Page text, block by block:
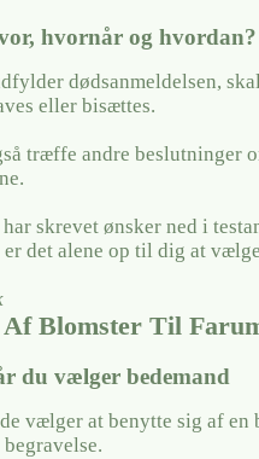
hvornår og hvordan?
dødsanmeldelsen,
eller bisættes.
træffe andre beslutninger
skrevet ønsker ned i
det alene op til dig at
Blomster Til
du vælger bedemand
vælger at benytte sig af en